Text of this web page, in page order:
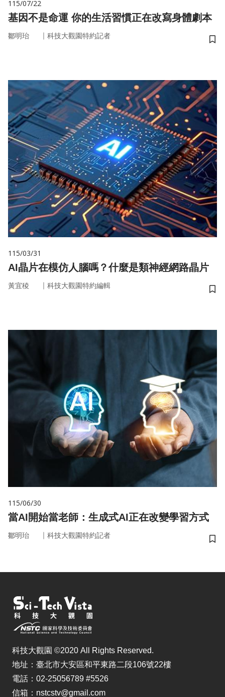
115/07/22
基因不是命運 你的生活習慣正在改寫身體劇本
鄒明珆 ｜ 科技大觀園特約記者
儲
115/03/31
AI晶片在模仿人腦嗎？什麼是類神經網路晶片
黃宜稜 ｜ 科技大觀園特約編輯
儲
115/06/30
當AI開始當老師：生成式AI正在改變學習方式
鄒明珆 ｜ 科技大觀園特約記者
儲
科技大觀園 ©2020 All Rights Reserved.
地址：臺北市大安區和平東路二段106號22樓
電話：02-25056789 #5526
信箱：nstcstv@gmail.com